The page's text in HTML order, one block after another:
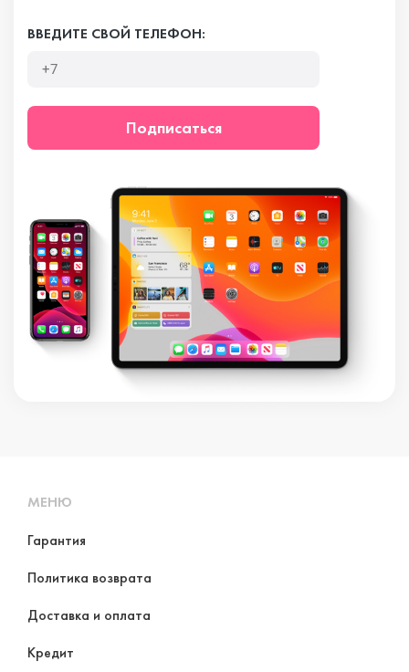
ВВЕДИТЕ СВОЙ ТЕЛЕФОН:
Подписаться
МЕНЮ
Гарантия
Политика возврата
Доставка и оплата
Кредит